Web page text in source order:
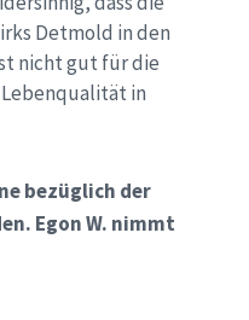
Detmold in den
nicht gut für die
in
ebezüglich der
Egon W. nimmt